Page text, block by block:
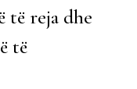
të reja dhe
të